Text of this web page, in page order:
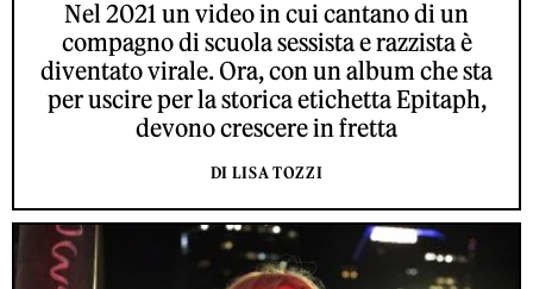
Nel 2021 un video in cui cantano di un
compagno di scuola sessista e razzista è
diventato virale. Ora, con un album che sta
per uscire per la storica etichetta Epitaph,
devono crescere in fretta
DI LISA TOZZI